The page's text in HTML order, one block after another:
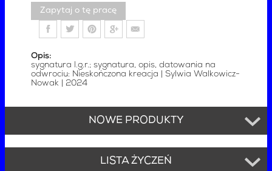
Zapytaj o tę pracę
Opis:
sygnatura l.g.r.; sygnatura, opis, datowania na
odwrociu: Nieskończona kreacja | Sylwia Walkowicz-
Nowak | 2024
NOWE PRODUKTY
LISTA ŻYCZEŃ